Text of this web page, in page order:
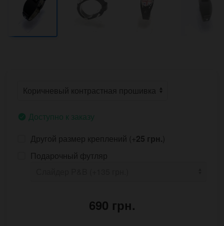
Доступно к заказу
Другой размер креплений (+25 грн.)
Подарочный футляр
690 грн.